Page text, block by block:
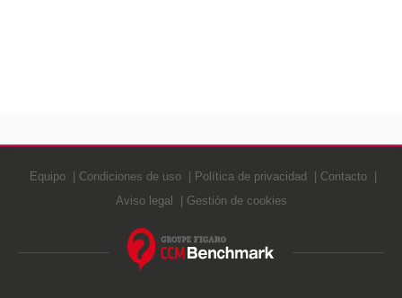
Equipo Condiciones de uso Política de privacidad
Contacto
Aviso legal
Gestión de cookies